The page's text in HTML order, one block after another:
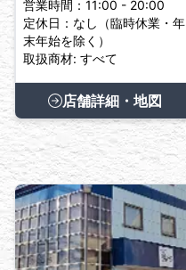
営業時間：11:00 - 20:00
定休日：なし（臨時休業・年
末年始を除く）
取扱商材: すべて
店舗詳細・地図